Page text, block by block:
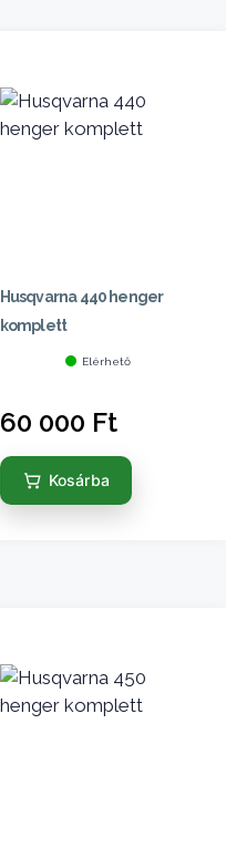
Husqvarna 440 henger
komplett
Elérhető
60 000 Ft
Kosárba